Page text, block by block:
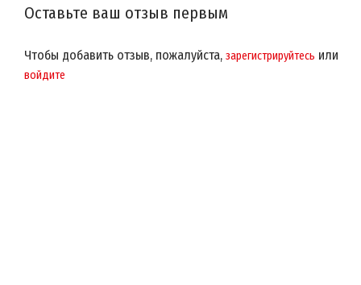
Оставьте ваш отзыв первым
Чтобы добавить отзыв, пожалуйста, зарегистрируйтесь или
войдите